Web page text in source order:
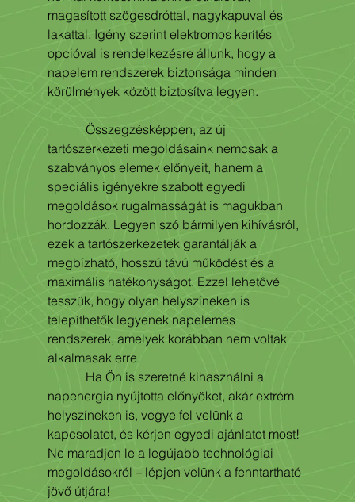
magasított szögesdróttal, nagykapuval és
lakattal. Igény szerint elektromos kerítés
opcióval is rendelkezésre állunk, hogy a
napelem rendszerek biztonsága minden
körülmények között biztosítva legyen.
Összegzésképpen, az új
tartószerkezeti megoldásaink nemcsak a
szabványos elemek előnyeit, hanem a
speciális igényekre szabott egyedi
megoldások rugalmasságát is magukban
hordozzák. Legyen szó bármilyen kihívásról,
ezek a tartószerkezetek garantálják a
megbízható, hosszú távú működést és a
maximális hatékonyságot. Ezzel lehetővé
tesszük, hogy olyan helyszíneken is
telepíthetők legyenek napelemes
rendszerek, amelyek korábban nem voltak
alkalmasak erre.
Ha Ön is szeretné kihasználni a
napenergia nyújtotta előnyöket, akár extrém
helyszíneken is, vegye fel velünk a
kapcsolatot, és kérjen egyedi ajánlatot most!
Ne maradjon le a legújabb technológiai
megoldásokról – lépjen velünk a fenntartható
jövő útjára!